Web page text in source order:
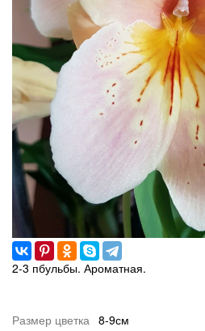
2-3 пбульбы. Ароматная.
Размер цветка 8-9см